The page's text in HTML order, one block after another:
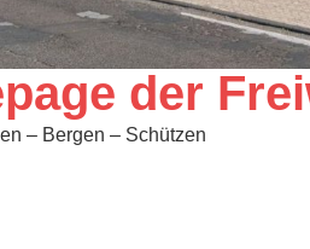
der
– Bergen – Schützen